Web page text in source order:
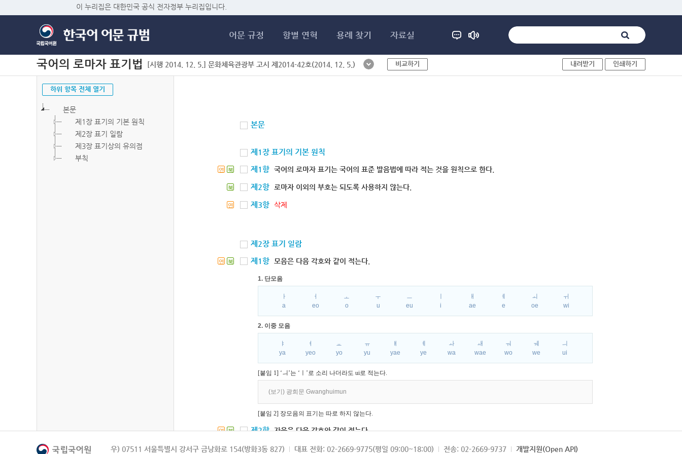
이 누리집은 대한민국 공식 전자정부 누리집입니다.
어문 규정 항별 연혁 용례 찾기 자료실
국어의 로마자 표기법 [시행 2014. 12. 5.] 문화체육관광부 고시 제2014-42호(2014. 12. 5.) 비교하기 내려받기 인쇄하기
하위 항목 전체 열기
본문
제1장 표기의 기본 원칙
제2장 표기 일람
제3장 표기상의 유의점
부칙
본문
제1장 표기의 기본 원칙
연 북 제1항 국어의 로마자 표기는 국어의 표준 발음법에 따라 적는 것을 원칙으로 한다.
북 제2항 로마자 이외의 부호는 되도록 사용하지 않는다.
연 제3항 삭제
제2장 표기 일람
연 북 제1항 모음은 다음 각호와 같이 적는다.
1. 단모음
ㅏ
a
ㅓ
eo
ㅗ
o
ㅜ
u
ㅡ
eu
i
ㅐ
ae
ㅔ
e
ㅚ
oe
ㅟ
wi
2. 이중 모음
ㅑ
ya
ㅕ
yeo
ㅛ
yo
ㅠ
yu
ㅒ
yae
ㅖ
ye
ㅘ
wa
ㅙ
wae
ㅝ
wo
ㅞ
we
ㅢ
ui
[붙임 1] ‘ㅢ’는 ‘ㅣ’로 소리 나더라도 ui로 적는다.
(보기) 광희문 Gwanghuimun
[붙임 2] 장모음의 표기는 따로 하지 않는다.
연 북 제2항 자음은 다음 각호와 같이 적는다.
1. 파열음
우) 07511 서울특별시 강서구 금낭화로 154(방화3동 827) 대표 전화: 02-2669-9775(평일 09:00~18:00) 전송: 02-2669-9737 개발지원(Open API)